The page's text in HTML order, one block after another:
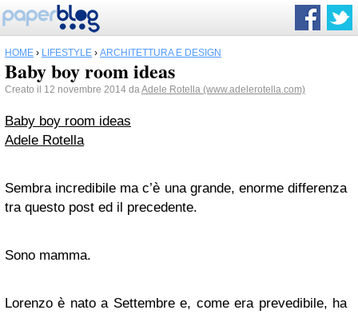
HOME › LIFESTYLE › ARCHITETTURA E DESIGN
Baby boy room ideas
Creato il 12 novembre 2014 daAdele Rotella (www.adelerotella.com)
Baby boy room ideas
Adele Rotella
Sembra incredibile ma c’è una grande, enorme differenza
tra questo post ed il precedente.
Sono mamma.
Lorenzo è nato a Settembre e, come era prevedibile, ha